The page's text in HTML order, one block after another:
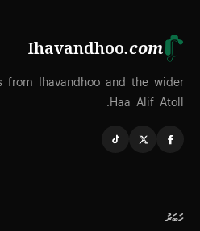
Ihavandhoo.com
from Ihavandhoo and the wider
Haa Alif Atoll.
ޚަބަރު